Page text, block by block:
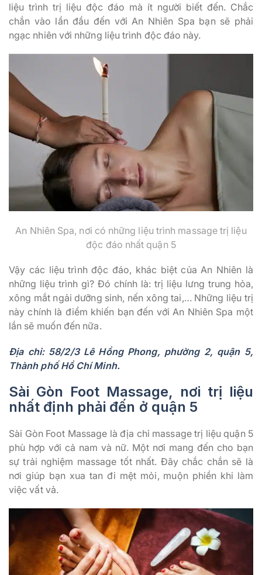
liệu trình trị liệu độc đáo mà ít người biết đến. Chắc
chắn vào lần đầu đến với An Nhiên Spa bạn sẽ phải
ngạc nhiên với những liệu trình độc đáo này.
An Nhiên Spa, nơi có những liệu trình massage trị liệu
độc đáo nhất quận 5
Vậy các liệu trình độc đáo, khác biệt của An Nhiên là
những liệu trình gì? Đó chính là: trị liệu lưng trung hỏa,
xông mắt ngải dưỡng sinh, nến xông tai,… Những liệu trị
này chính là điểm khiến bạn đến với An Nhiên Spa một
lần sẽ muốn đến nữa.
Địa chỉ: 58/2/3 Lê Hồng Phong, phường 2, quận 5,
Thành phố Hồ Chí Minh.
Sài Gòn Foot Massage, nơi trị liệu
nhất định phải đến ở quận 5
Sài Gòn Foot Massage là địa chỉ massage trị liệu quận 5
phù hợp với cả nam và nữ. Một nơi mang đến cho bạn
sự trải nghiệm massage tốt nhất. Đây chắc chắn sẽ là
nơi giúp bạn xua tan đi mệt mỏi, muộn phiền khi làm
việc vất vả.